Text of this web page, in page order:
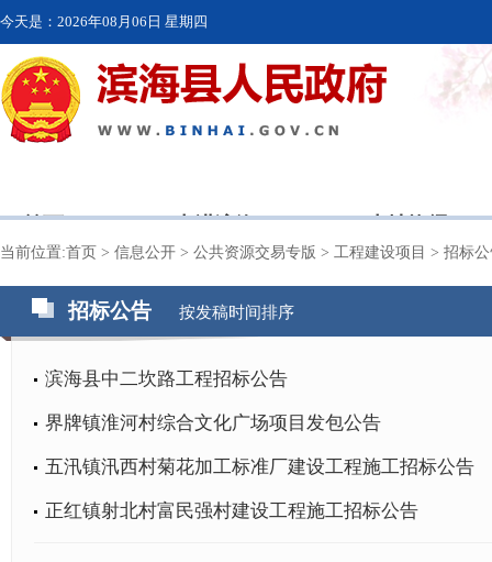
今天是： 2026年08月06日 星期四
首页 走进滨海 本地资讯
当前位置:首页 > 信息公开 > 公共资源交易专版 > 工程建设项目 > 招标
招标公告 按发稿时间排序
滨海县中二坎路工程招标公告
界牌镇淮河村综合文化广场项目发包公告
五汛镇汛西村菊花加工标准厂建设工程施工招标公告
正红镇射北村富民强村建设工程施工招标公告